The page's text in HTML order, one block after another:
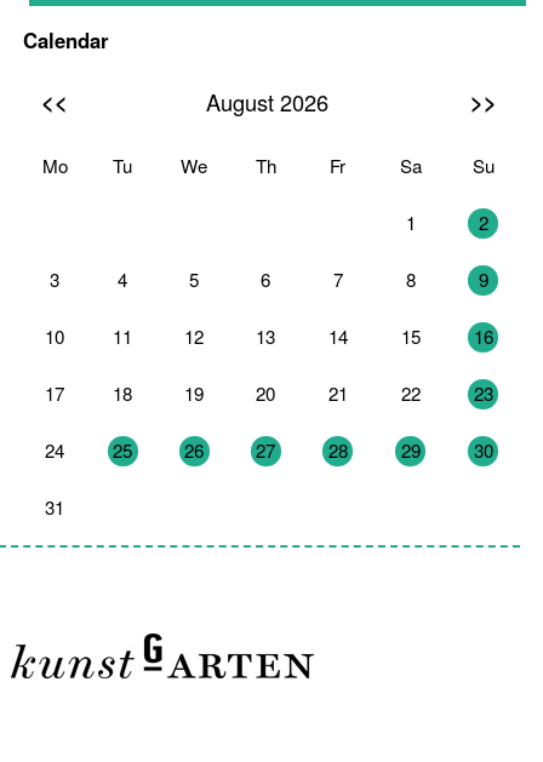
Calendar
<< August 2026 >>
Mo Tu We Th Fr Sa Su
1 2
3 4 5 6 7 8 9
10 11 12 13 14 15 16
17 18 19 20 21 22 23
24 25 26 27 28 29 30
31